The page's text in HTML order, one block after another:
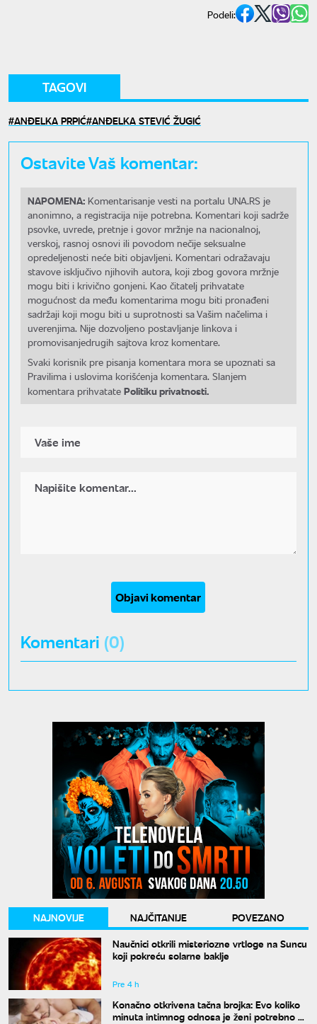
Podeli:
TAGOVI
ANĐELKA PRPIĆ ANĐELKA STEVIĆ ŽUGIĆ
Ostavite Vaš komentar:
NAPOMENA: Komentarisanje vesti na portalu UNA.RS je
anonimno, a registracija nije potrebna. Komentari koji sadrže
psovke, uvrede, pretnje i govor mržnje na nacionalnoj,
verskoj, rasnoj osnovi ili povodom nečije seksualne
opredeljenosti neće biti objavljeni. Komentari odražavaju
stavove isključivo njihovih autora, koji zbog govora mržnje
mogu biti i krivično gonjeni. Kao čitatelj prihvatate
mogućnost da među komentarima mogu biti pronađeni
sadržaji koji mogu biti u suprotnosti sa Vašim načelima i
uverenjima. Nije dozvoljeno postavljanje linkova i
promovisanjedrugih sajtova kroz komentare.
Svaki korisnik pre pisanja komentara mora se upoznati sa
Pravilima i uslovima korišćenja komentara. Slanjem
komentara prihvatate Politiku privatnosti.
Objavi komentar
Komentari (0)
NAJNOVIJE NAJČITANIJE
POVEZANO
Naučnici otkrili misteriozne vrtloge na Suncu
koji pokreću solarne baklje
Pre 4 h
Konačno otkrivena tačna brojka: Evo koliko
minuta intimnog odnosa je ženi potrebno da